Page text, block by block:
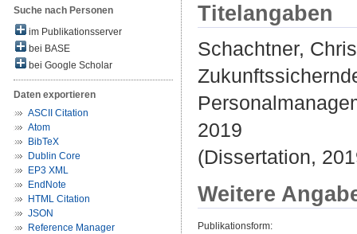
Suche nach Personen
im Publikationsserver
bei BASE
bei Google Scholar
Daten exportieren
ASCII Citation
Atom
BibTeX
Dublin Core
EP3 XML
EndNote
HTML Citation
JSON
Reference Manager
Titelangaben
Schachtner,
2019
(Dissertation,
Weitere
Publikationsform: